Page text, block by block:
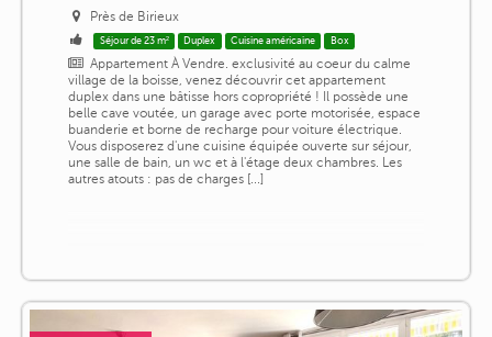
Près de Birieux
Séjour de 23 m² Duplex Cuisine américaine Box
Appartement À Vendre. exclusivité au coeur du calme
village de la boisse, venez découvrir cet appartement
duplex dans une bâtisse hors copropriété ! Il possède une
belle cave voutée, un garage avec porte motorisée, espace
buanderie et borne de recharge pour voiture électrique.
Vous disposerez d'une cuisine équipée ouverte sur séjour,
une salle de bain, un wc et à l'étage deux chambres. Les
autres atouts : pas de charges [...]